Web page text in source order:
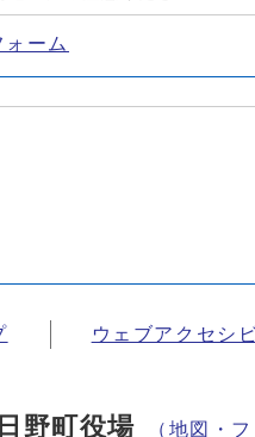
ーム
ウェブアクセシ
日野町役場 （地図・